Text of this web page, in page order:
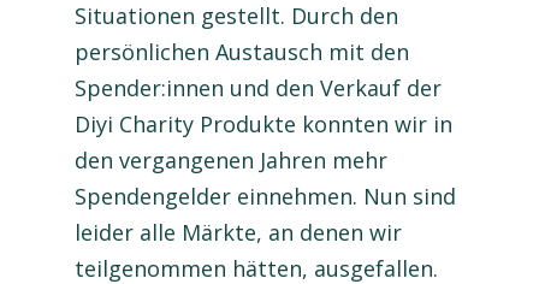
Situationen gestellt. Durch den
persönlichen Austausch mit den
Spender:innen und den Verkauf der
Diyi Charity Produkte konnten wir in
den vergangenen Jahren mehr
Spendengelder einnehmen. Nun sind
leider alle Märkte, an denen wir
teilgenommen hätten, ausgefallen.